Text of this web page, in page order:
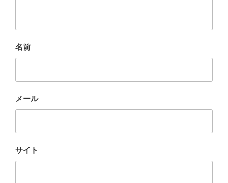
名前
メール
サイト